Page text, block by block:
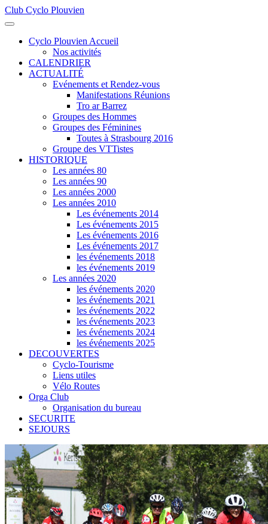
Club Cyclo Plouvien
Cyclo Plouvien Accueil
Nos activités
CALENDRIER
ACTUALITÉ
Evénements et Rendez-vous
Manifestations Réunions
Tro ar Barrez
Groupes des Hommes
Groupes des Féminines
Toutes à Strasbourg 2016
Groupe des VTTistes
HISTORIQUE
Les années 80
Les années 90
Les années 2000
Les années 2010
Les événements 2014
Les événements 2015
Les événements 2016
Les événements 2017
les événements 2018
les événements 2019
Les années 2020
les événements 2020
les événements 2021
les événements 2022
les événements 2023
les événements 2024
les événements 2025
DECOUVERTES
Cyclo-Tourisme
Liens utiles
Vélo Routes
Orga Club
Organisation du bureau
SECURITE
SEJOURS
précédente
précédent
suivante
suivant